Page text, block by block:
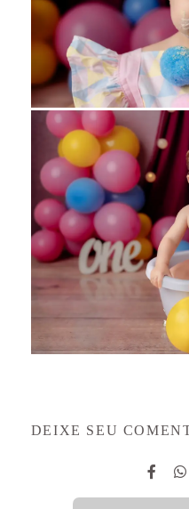
DEIXE SEU